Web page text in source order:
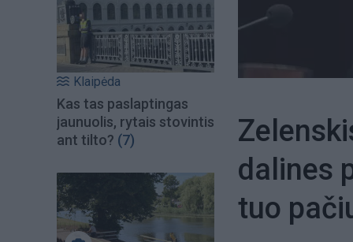
Klaipėda
Kas tas paslaptingas
jaunuolis, rytais stovintis
ant tilto? (7)
dalines
tuo